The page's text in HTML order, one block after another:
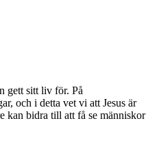
gett sitt liv för. På
och i detta vet vi att Jesus är
kan bidra till att få se människor